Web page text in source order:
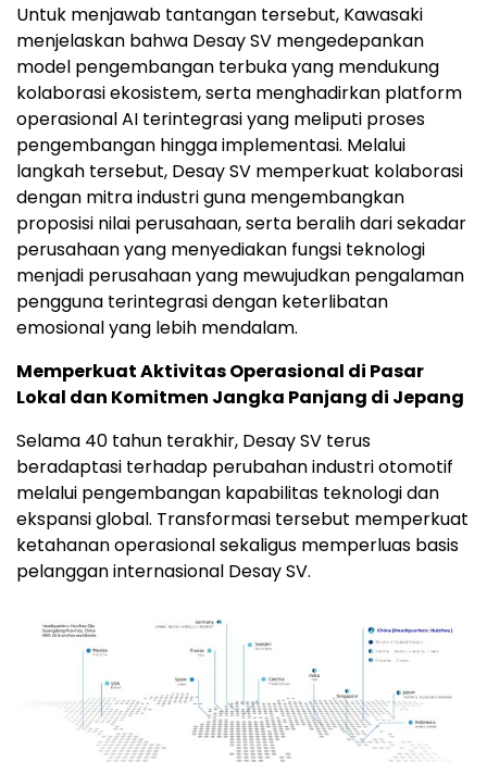
Untuk menjawab tantangan tersebut, Kawasaki
menjelaskan bahwa Desay SV mengedepankan
model pengembangan terbuka yang mendukung
kolaborasi ekosistem, serta menghadirkan platform
operasional AI terintegrasi yang meliputi proses
pengembangan hingga implementasi. Melalui
langkah tersebut, Desay SV memperkuat kolaborasi
dengan mitra industri guna mengembangkan
proposisi nilai perusahaan, serta beralih dari sekadar
perusahaan yang menyediakan fungsi teknologi
menjadi perusahaan yang mewujudkan pengalaman
pengguna terintegrasi dengan keterlibatan
emosional yang lebih mendalam.
Memperkuat Aktivitas Operasional di Pasar
Lokal dan Komitmen Jangka Panjang di Jepang
Selama 40 tahun terakhir, Desay SV terus
beradaptasi terhadap perubahan industri otomotif
melalui pengembangan kapabilitas teknologi dan
ekspansi global. Transformasi tersebut memperkuat
ketahanan operasional sekaligus memperluas basis
pelanggan internasional Desay SV.